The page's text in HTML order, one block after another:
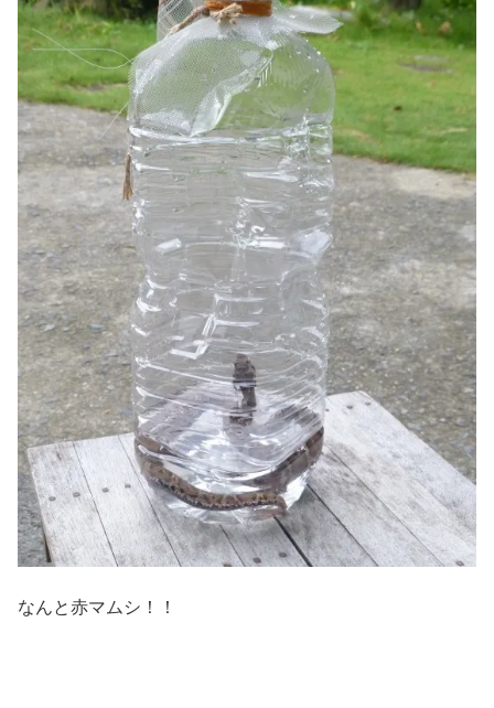
なんと赤マムシ！！